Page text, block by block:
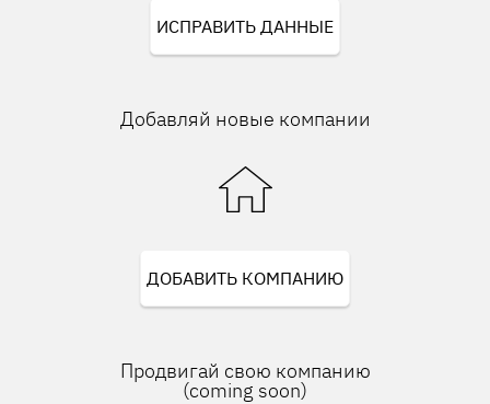
ИСПРАВИТЬ ДАННЫЕ
Добавляй новые компании
ДОБАВИТЬ КОМПАНИЮ
Продвигай свою компанию
(coming soon)